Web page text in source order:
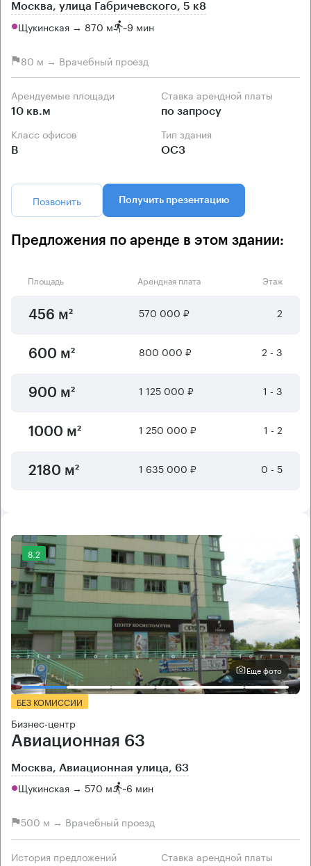
Москва, улица Габричевского, 5 к8
Щукинская → 870 м ~9 мин
80 м → Врачебный проезд
Арендуемые площади
10 кв.м
Ставка арендной платы
по запросу
Класс офисов
B
Тип здания
ОСЗ
Позвонить Получить презентацию
Предложения по аренде в этом здании:
Площадь Арендная плата Этаж
456 м² 570 000 ₽ 2
600 м² 800 000 ₽ 2 - 3
900 м² 1 125 000 ₽ 1 - 3
1000 м² 1 250 000 ₽ 1 - 2
2180 м² 1 635 000 ₽ 0 - 5
8.2
Еще фото
БЕЗ КОМИССИИ
Бизнес-центр
Авиационная 63
Москва, Авиационная улица, 63
Щукинская → 570 м ~6 мин
500 м → Врачебный проезд
История предложений Ставка арендной платы